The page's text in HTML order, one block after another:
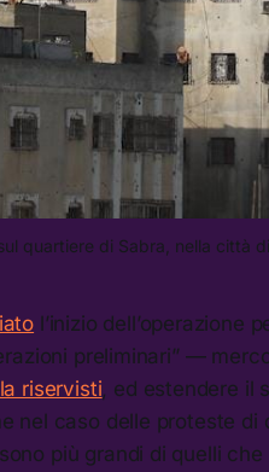
quartiere di Sabra, nella città
l’inizio dell’operazione
preliminari” —
riservisti , ed estendere
nel caso delle proteste di
più grandi di quelli